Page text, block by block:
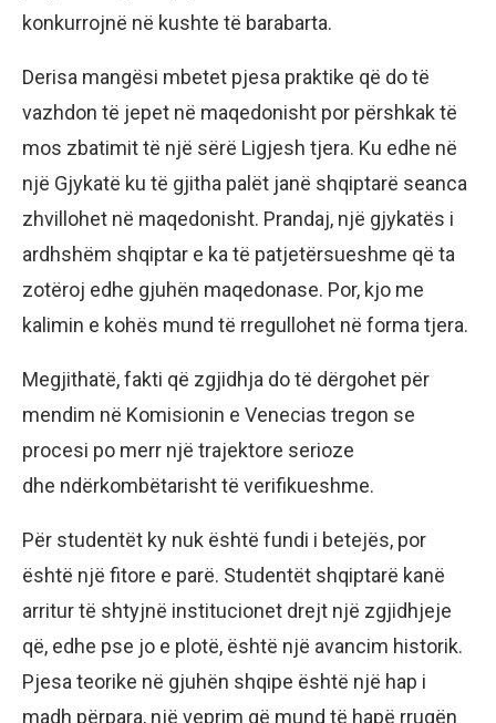
konkurrojnë në kushte të barabarta.
Derisa mangësi mbetet pjesa praktike që do të
vazhdon të jepet në maqedonisht por përshkak të
mos zbatimit të një sërë Ligjesh tjera. Ku edhe në
një Gjykatë ku të gjitha palët janë shqiptarë seanca
zhvillohet në maqedonisht. Prandaj, një gjykatës i
ardhshëm shqiptar e ka të patjetërsueshme që ta
zotëroj edhe gjuhën maqedonase. Por, kjo me
kalimin e kohës mund të rregullohet në forma tjera.
Megjithatë, fakti që zgjidhja do të dërgohet për
mendim në Komisionin e Venecias tregon se
procesi po merr një trajektore serioze
dhe ndërkombëtarisht të verifikueshme.
Për studentët ky nuk është fundi i betejës, por
është një fitore e parë. Studentët shqiptarë kanë
arritur të shtyjnë institucionet drejt një zgjidhjeje
që, edhe pse jo e plotë, është një avancim historik.
Pjesa teorike në gjuhën shqipe është një hap i
madh përpara, një veprim që mund të hapë rrugën